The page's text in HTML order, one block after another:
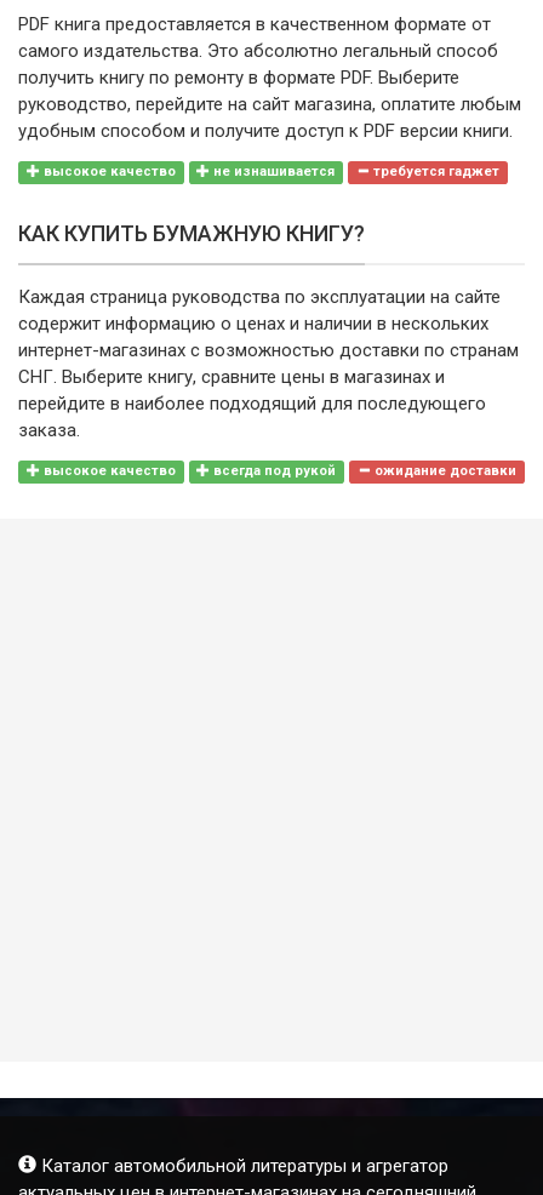
PDF книга предоставляется в качественном формате от
самого издательства. Это абсолютно легальный способ
получить книгу по ремонту в формате PDF. Выберите
руководство, перейдите на сайт магазина, оплатите любым
удобным способом и получите доступ к PDF версии книги.
высокое качество не изнашивается требуется гаджет
КАК КУПИТЬ БУМАЖНУЮ КНИГУ?
Каждая страница руководства по эксплуатации на сайте
содержит информацию о ценах и наличии в нескольких
интернет-магазинах с возможностью доставки по странам
СНГ. Выберите книгу, сравните цены в магазинах и
перейдите в наиболее подходящий для последующего
заказа.
высокое качество всегда под рукой ожидание доставки
Каталог автомобильной литературы и агрегатор